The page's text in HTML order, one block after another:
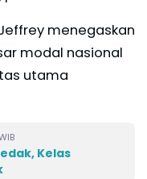
menegaskan
modal nasional
utama
Kelas